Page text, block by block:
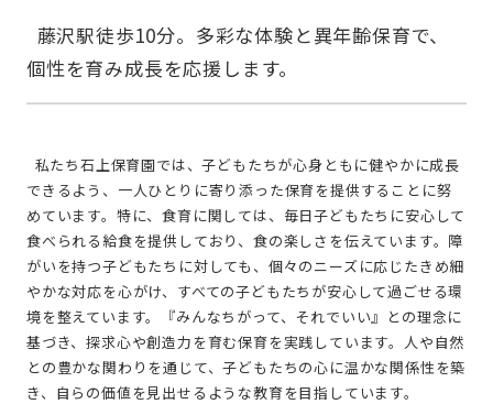
できるよう、一人ひとりに寄り添った保育を提供することに努
めています。特に、食育に関しては、毎日子どもたちに安心して
食べられる給食を提供しており、食の楽しさを伝えています。障
がいを持つ子どもたちに対しても、個々のニーズに応じたきめ細
やかな対応を心がけ、すべての子どもたちが安心して過ごせる環
境を整えています。『みんなちがって、それでいい』との理念に
基づき、探求心や創造力を育む保育を実践しています。人や自然
との豊かな関わりを通じて、子どもたちの心に温かな関係性を築
き、自らの価値を見出せるような教育を目指しています。